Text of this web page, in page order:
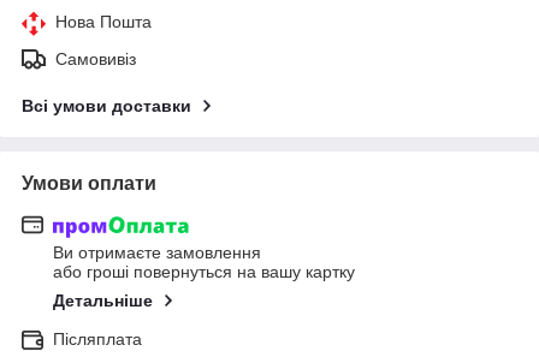
Нова Пошта
Самовивіз
Всі умови доставки
Умови оплати
Ви отримаєте замовлення
або гроші повернуться на вашу картку
Детальніше
Післяплата